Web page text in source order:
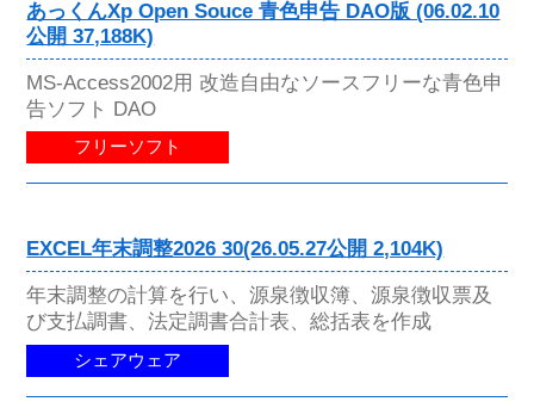
あっくんXp Open Souce 青色申告 DAO版 (06.02.10
公開 37,188K)
MS-Access2002用 改造自由なソースフリーな青色申
告ソフト DAO
フリーソフト
EXCEL年末調整2026 30(26.05.27公開 2,104K)
年末調整の計算を行い、源泉徴収簿、源泉徴収票及
び支払調書、法定調書合計表、総括表を作成
シェアウェア